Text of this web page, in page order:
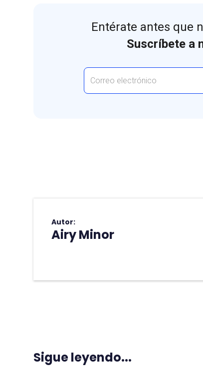
Entérate antes que
Suscríbete a
Autor:
Airy Minor
Sigue leyendo...